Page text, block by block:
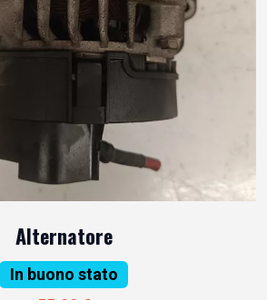
Alternatore
In buono stato